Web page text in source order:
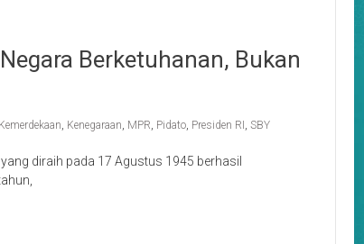
Berketuhanan, Bukan
Kemerdekaan, Kenegaraan, MPR, Pidato, Presiden RI , SBY
diraih pada 17 Agustus 1945 berhasil